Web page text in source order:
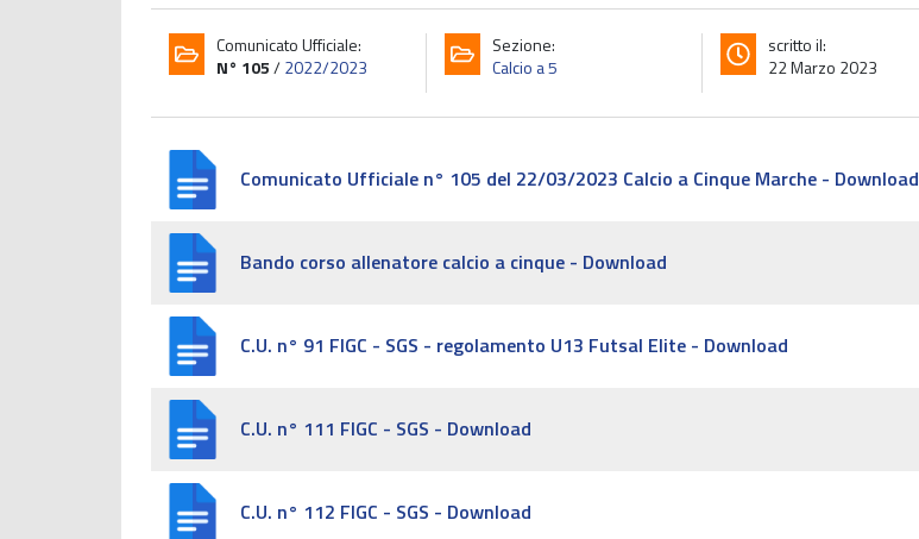
Comunicato Ufficiale:
N° 105/2022/2023
Sezione:
Calcio a 5
scritto il:
22 Marzo 2023
Comunicato Ufficiale n° 105 del 22/03/2023 Calcio a Cinque Marche - Download
Bando corso allenatore calcio a cinque - Download
C.U. n° 91 FIGC - SGS - regolamento U13 Futsal Elite - Download
C.U. n° 111 FIGC - SGS - Download
C.U. n° 112 FIGC - SGS - Download